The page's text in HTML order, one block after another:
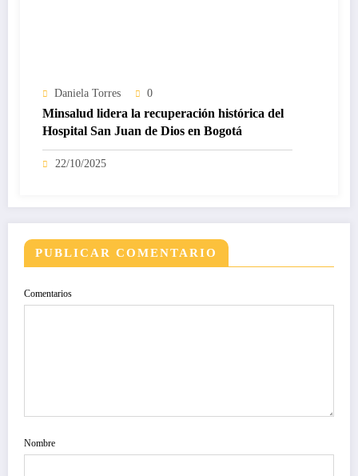
Daniela Torres 0
Minsalud lidera la recuperación histórica del
Hospital San Juan de Dios en Bogotá
22/10/2025
PUBLICAR COMENTARIO
Comentarios
Nombre